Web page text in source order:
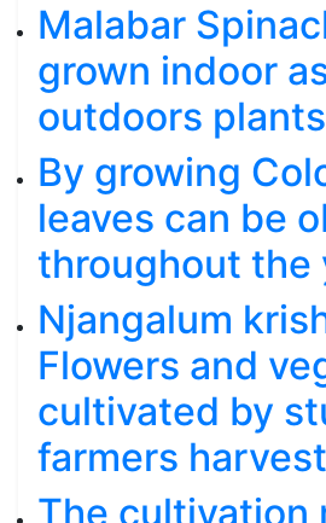
Malabar
grown indoor
outdoors plants
By growing
leaves can be
throughout the
Njangalum
Flowers and
cultivated by
farmers
The cultivation